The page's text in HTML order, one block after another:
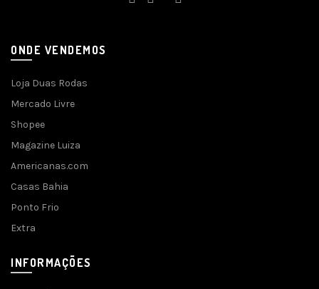
ONDE VENDEMOS
Loja Duas Rodas
Mercado Livre
Shopee
Magazine Luiza
Americanas.com
Casas Bahia
Ponto Frio
Extra
INFORMAÇÕES